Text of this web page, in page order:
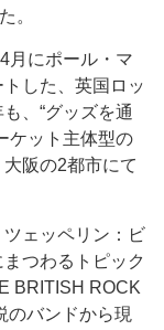
。
月にポール・マ
した、英国ロッ
、“グッズを通
ケット主体型の
阪の2都市にて
ェッペリン：ビ
つわるトピック
BRITISH ROCK
のバンドから現